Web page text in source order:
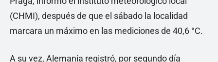
(CHMI), después de que el sábado la localidad
marcara un máximo en las mediciones de 40,6 °C.
A su vez, Alemania registró, por segundo día